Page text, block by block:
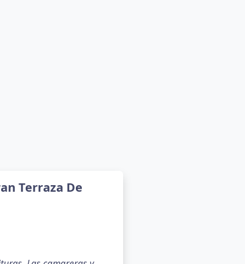
Terraza De